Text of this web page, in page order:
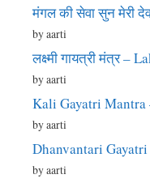
मंगल की सेवा सुन मेरी
by aarti
लक्ष्मी गायत्री मंत्र –
by aarti
Kali Gayatri Mantra
by aarti
Dhanvantari Gayatri
by aarti